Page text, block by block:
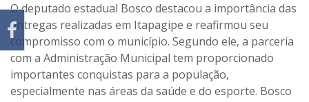
O deputado estadual Bosco destacou a importância das
entregas realizadas em Itapagipe e reafirmou seu
compromisso com o município. Segundo ele, a parceria
com a Administração Municipal tem proporcionado
importantes conquistas para a população,
especialmente nas áreas da saúde e do esporte. Bosco